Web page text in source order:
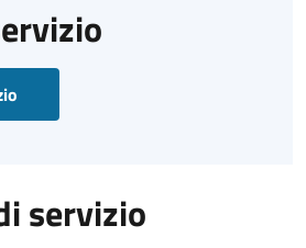
servizio